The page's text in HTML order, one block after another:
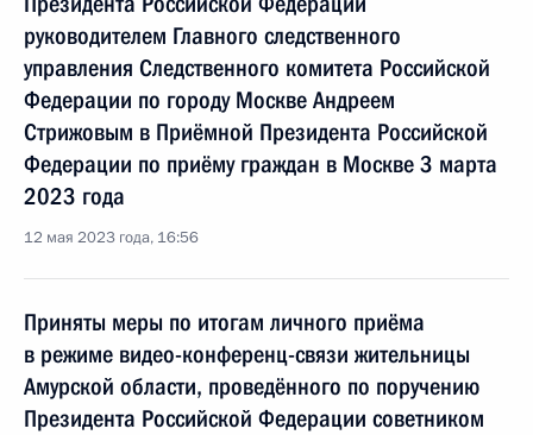
руководителем Главного следственного
управления Следственного комитета Российской
Федерации по городу Москве Андреем
Стрижовым в Приёмной Президента Российской
Федерации по приёму граждан в Москве 3 марта
2023 года
12 мая 2023 года, 16:56
Приняты меры по итогам личного приёма
в режиме видео-конференц-связи жительницы
Амурской области, проведённого по поручению
Президента Российской Федерации советником